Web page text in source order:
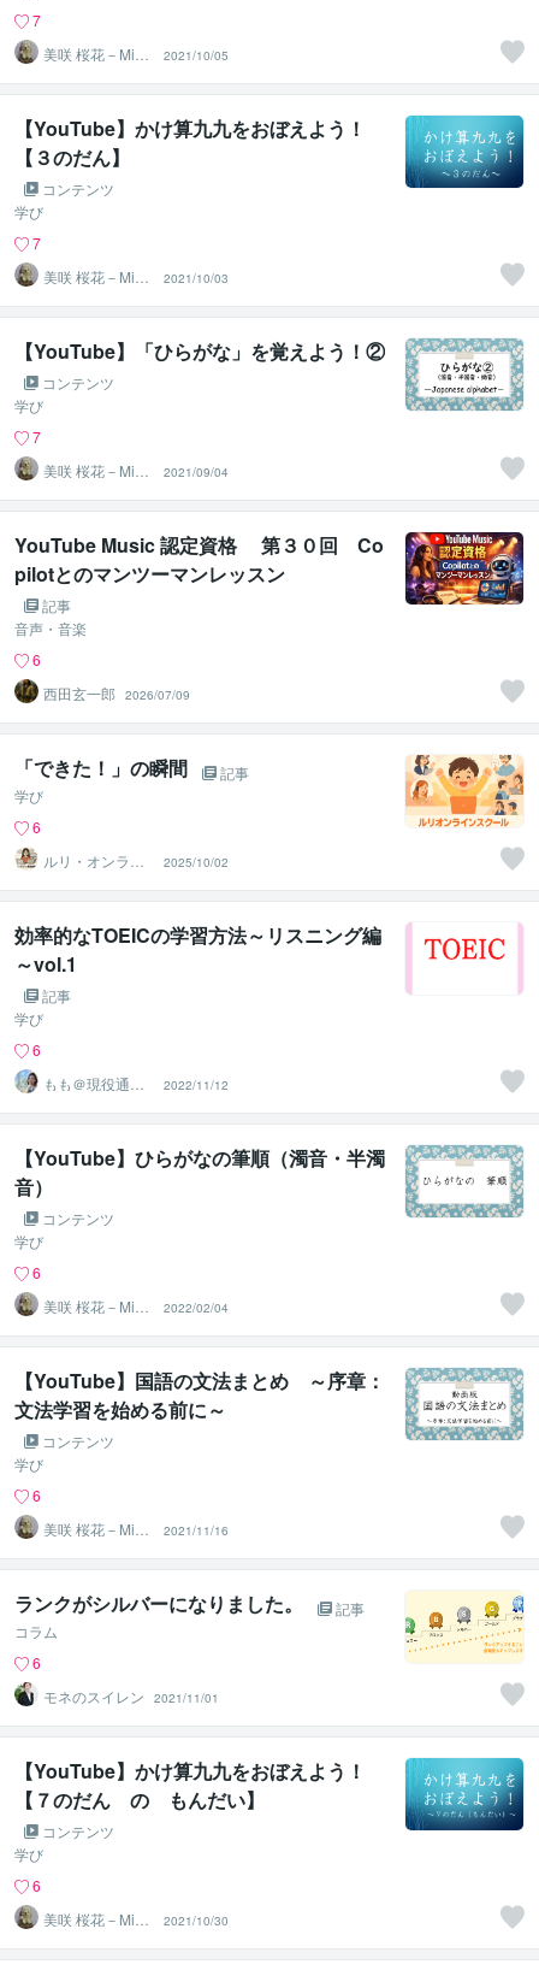
7
美咲 桜花－Misa
ki Ohka－
2021/10/05
【YouTube】かけ算九九をおぼえよう！
【３のだん】
コンテンツ
学び
7
美咲 桜花－Misa
ki Ohka－
2021/10/03
【YouTube】「ひらがな」を覚えよう！②
コンテンツ
学び
7
美咲 桜花－Misa
ki Ohka－
2021/09/04
YouTube Music 認定資格 第３０回 Co
pilotとのマンツーマンレッスン
記事
音声・音楽
6
西田玄一郎
2026/07/09
「できた！」の瞬間
記事
学び
6
ルリ・オンライ
ンスクール
2025/10/02
効率的なTOEICの学習方法～リスニング編
～vol.1
記事
学び
6
もも＠現役通
訳・翻訳（英
韓）
2022/11/12
【YouTube】ひらがなの筆順（濁音・半濁
音）
コンテンツ
学び
6
美咲 桜花－Misa
ki Ohka－
2022/02/04
【YouTube】国語の文法まとめ ～序章：
文法学習を始める前に～
コンテンツ
学び
6
美咲 桜花－Misa
ki Ohka－
2021/11/16
ランクがシルバーになりました。
記事
コラム
6
モネのスイレン
2021/11/01
【YouTube】かけ算九九をおぼえよう！
【７のだん の もんだい】
コンテンツ
学び
6
美咲 桜花－Misa
ki Ohka－
2021/10/30